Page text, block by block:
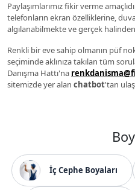
Paylaşımlarımız fikir verme
telefonların ekran özelliklerine,
algılanabilmekte ve gerçek
Renkli bir eve sahip olmanın püf
seçiminde aklınıza takılan tüm
Danışma Hattı'na
sitemizde yer alan chatbot'tan
İç Cephe Boyaları